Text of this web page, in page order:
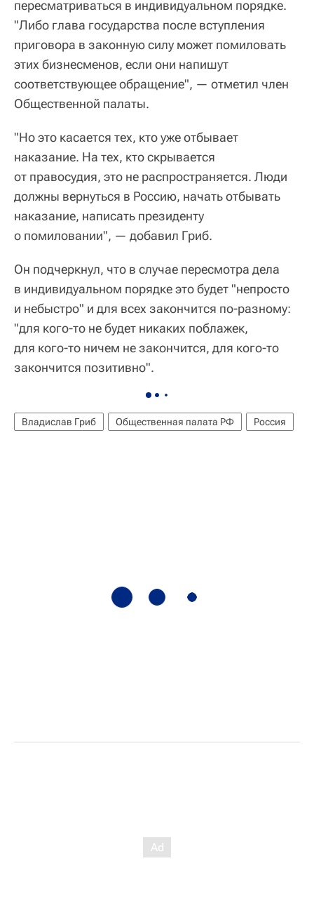
пересматриваться в индивидуальном порядке.
"Либо глава государства после вступления
приговора в законную силу может помиловать
этих бизнесменов, если они напишут
соответствующее обращение", — отметил член
Общественной палаты.
"Но это касается тех, кто уже отбывает
наказание. На тех, кто скрывается
от правосудия, это не распространяется. Люди
должны вернуться в Россию, начать отбывать
наказание, написать президенту
о помиловании", — добавил Гриб.
Он подчеркнул, что в случае пересмотра дела
в индивидуальном порядке это будет "непросто
и небыстро" и для всех закончится по-разному:
"для кого-то не будет никаких поблажек,
для кого-то ничем не закончится, для кого-то
закончится позитивно".
Владислав Гриб Общественная палата РФ Россия